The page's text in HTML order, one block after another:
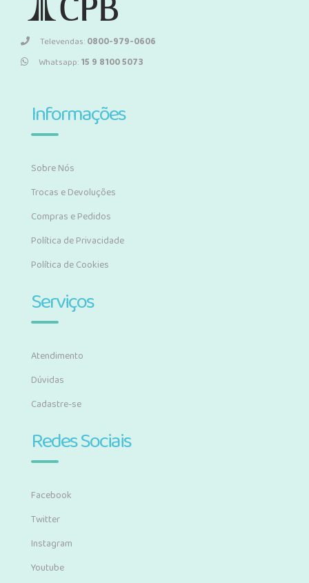
Televendas:0800-979-0606
Whatsapp:15 9 8100 5073
Informações
Sobre Nós
Trocas e Devoluções
Compras e Pedidos
Política de Privacidade
Política de Cookies
Serviços
Atendimento
Dúvidas
Cadastre-se
Redes Sociais
Facebook
Twitter
Instagram
Youtube